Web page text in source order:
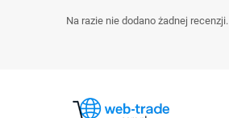
Na razie nie dodano żadnej recenzji.